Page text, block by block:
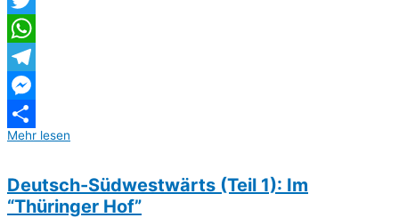
Twitter
WhatsApp
Telegram
Messenger
Teilen
Mehr lesen
Deutsch-Südwestwärts (Teil 1): Im
“Thüringer Hof”